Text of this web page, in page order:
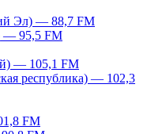
Эл) — 88,7 FM
— 95,5 FM
— 105,1 FM
республика) — 102,3
FM